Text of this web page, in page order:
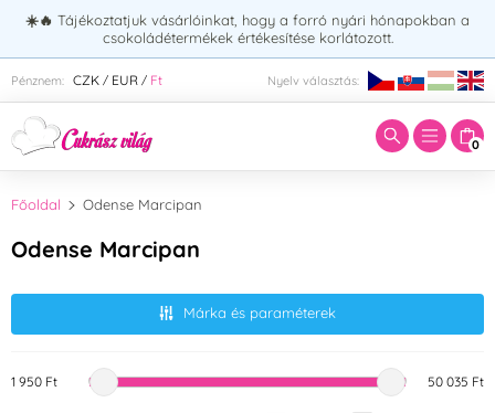
☀️🔥 Tájékoztatjuk vásárlóinkat, hogy a forró nyári hónapokban a
csokoládétermékek értékesítése korlátozott.
Pénznem: CZK / EUR / Ft Nyelv választás:
0
Adja meg a keresett kifejezést:
Főoldal Odense Marcipan
Odense Marcipan
Márka és paraméterek
1 950 Ft 50 035 Ft